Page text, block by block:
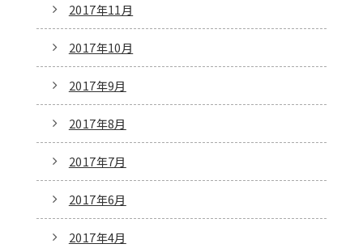
2017年11月
2017年10月
2017年9月
2017年8月
2017年7月
2017年6月
2017年4月